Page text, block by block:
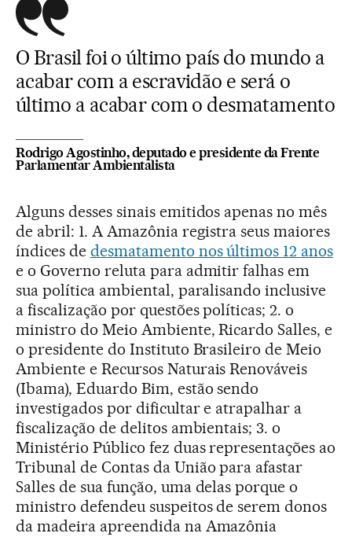
O Brasil foi o último país do mundo a
acabar com a escravidão e será o
último a acabar com o desmatamento
Rodrigo Agostinho, deputado e presidente da Frente
Parlamentar Ambientalista
Alguns desses sinais emitidos apenas no mês
de abril: 1. A Amazônia registra seus maiores
índices de desmatamento nos últimos 12 anos
e o Governo reluta para admitir falhas em
sua política ambiental, paralisando inclusive
a fiscalização por questões políticas; 2. o
ministro do Meio Ambiente, Ricardo Salles, e
o presidente do Instituto Brasileiro de Meio
Ambiente e Recursos Naturais Renováveis
(Ibama), Eduardo Bim, estão sendo
investigados por dificultar e atrapalhar a
fiscalização de delitos ambientais; 3. o
Ministério Público fez duas representações ao
Tribunal de Contas da União para afastar
Salles de sua função, uma delas porque o
ministro defendeu suspeitos de serem donos
da madeira apreendida na Amazônia